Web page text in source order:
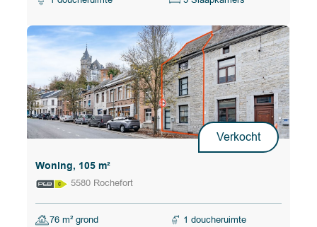
Verkocht
Woning, 105 m²
5580 Rochefort
76 m² grond
1 doucheruimte